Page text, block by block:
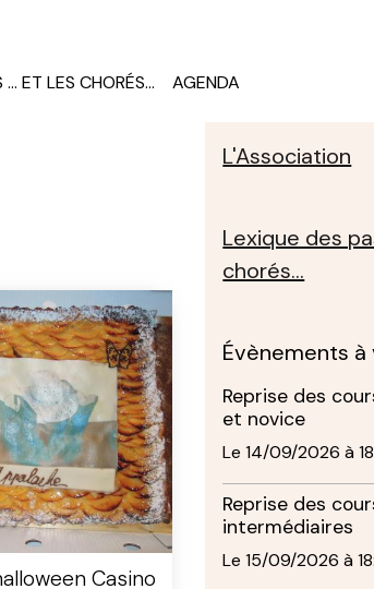
ET LES CHORÉS... AGENDA
Casino
L'Association
Lexique des
chorés...
Évènements à
Reprise des
et novice
Le 14/09/2026 à
Reprise des
intermédiaires
Le 15/09/2026 à